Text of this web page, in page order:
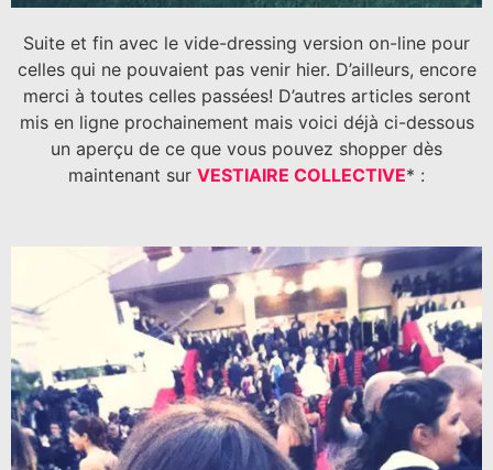
Suite et fin avec le vide-dressing version on-line pour
celles qui ne pouvaient pas venir hier. D’ailleurs, encore
merci à toutes celles passées! D’autres articles seront
mis en ligne prochainement mais voici déjà ci-dessous
un aperçu de ce que vous pouvez shopper dès
maintenant sur VESTIAIRE COLLECTIVE* :